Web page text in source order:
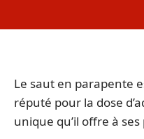
Le saut en parapente
réputé pour la dose
unique qu’il offre à